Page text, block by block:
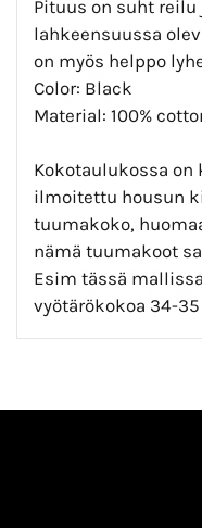
Pituus on suht
lahkeensuussa
on myös helppo
Color: Black
Material: 100%
Kokotaulukossa
ilmoitettu housun
tuumakoko,
nämä tuumakoot
Esim tässä
vyötärökokoa 34-